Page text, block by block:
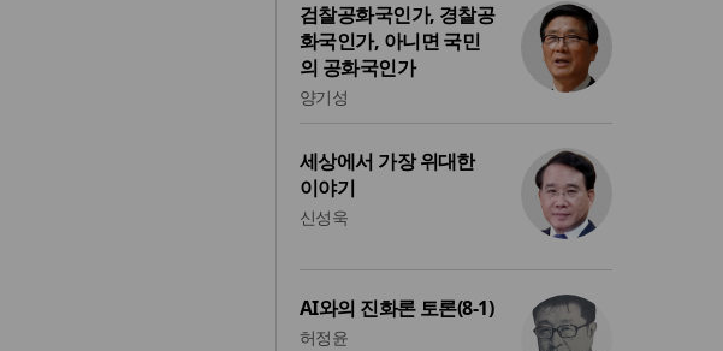
검찰공화국인가, 경찰공
화국인가, 아니면 국민
의 공화국인가
양기성
세상에서 가장 위대한
이야기
신성욱
AI와의 진화론 토론(8-1)
허정윤